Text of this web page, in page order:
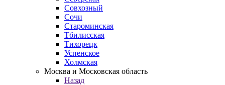
Совхозный
Сочи
Староминская
Тбилисская
Тихорецк
Успенское
Холмская
Москва и Московская область
Назад